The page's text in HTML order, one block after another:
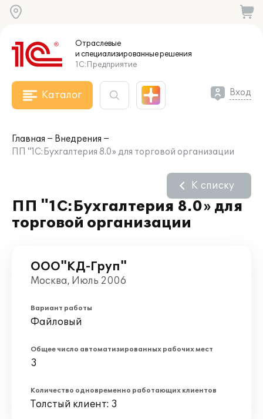
Отраслевые
и специализированныерешения
1С:Предприятие
Каталог Вход
Главная
Внедрения
ПП "1С:Бухгалтерия 8.0» для торговой организации
ПП "1С:Бухгалтерия 8.0» для
торговой организации
К списку
ООО"КД-Груп"
Москва, Июль 2006
Вариант работы
Файловый
Общее число автоматизированных рабочих мест
3
Количество одновременно работающих клиентов
Толстый клиент: 3